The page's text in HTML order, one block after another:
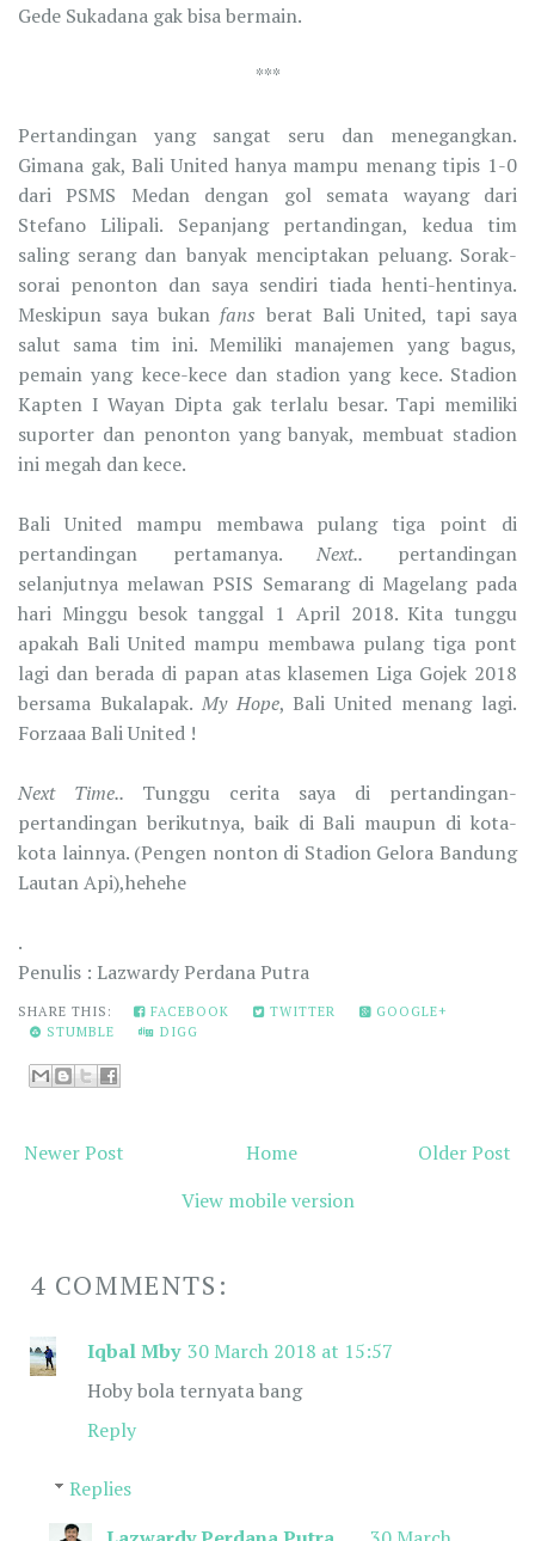
Gede Sukadana gak bisa bermain.
***
Pertandingan yang sangat seru dan menegangkan.
Gimana gak, Bali United hanya mampu menang tipis 1-0
dari PSMS Medan dengan gol semata wayang dari
Stefano Lilipali. Sepanjang pertandingan, kedua tim
saling serang dan banyak menciptakan peluang. Sorak-
sorai penonton dan saya sendiri tiada henti-hentinya.
Meskipun saya bukan fans berat Bali United, tapi saya
salut sama tim ini. Memiliki manajemen yang bagus,
pemain yang kece-kece dan stadion yang kece. Stadion
Kapten I Wayan Dipta gak terlalu besar. Tapi memiliki
suporter dan penonton yang banyak, membuat stadion
ini megah dan kece.
Bali United mampu membawa pulang tiga point di
pertandingan pertamanya.Next.. pertandingan
selanjutnya melawan PSIS Semarang di Magelang pada
hari Minggu besok tanggal 1 April 2018. Kita tunggu
apakah Bali United mampu membawa pulang tiga pont
lagi dan berada di papan atas klasemen Liga Gojek 2018
bersama Bukalapak. My Hope, Bali United menang lagi.
Forzaaa Bali United !
Next Time.. Tunggu cerita saya di pertandingan-
pertandingan berikutnya, baik di Bali maupun di kota-
kota lainnya. (Pengen nonton di Stadion Gelora Bandung
Lautan Api),hehehe
.
Penulis : Lazwardy Perdana Putra
SHARE THIS: FACEBOOK TWITTER
GOOGLE+
STUMBLE
DIGG
Newer Post Older Post
Home
View mobile version
4 COMMENTS:
Iqbal Mby 30 March 2018 at 15:57
Hoby bola ternyata bang
Reply
Replies